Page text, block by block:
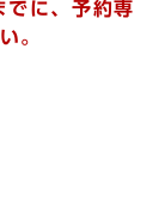
に、予約専
。